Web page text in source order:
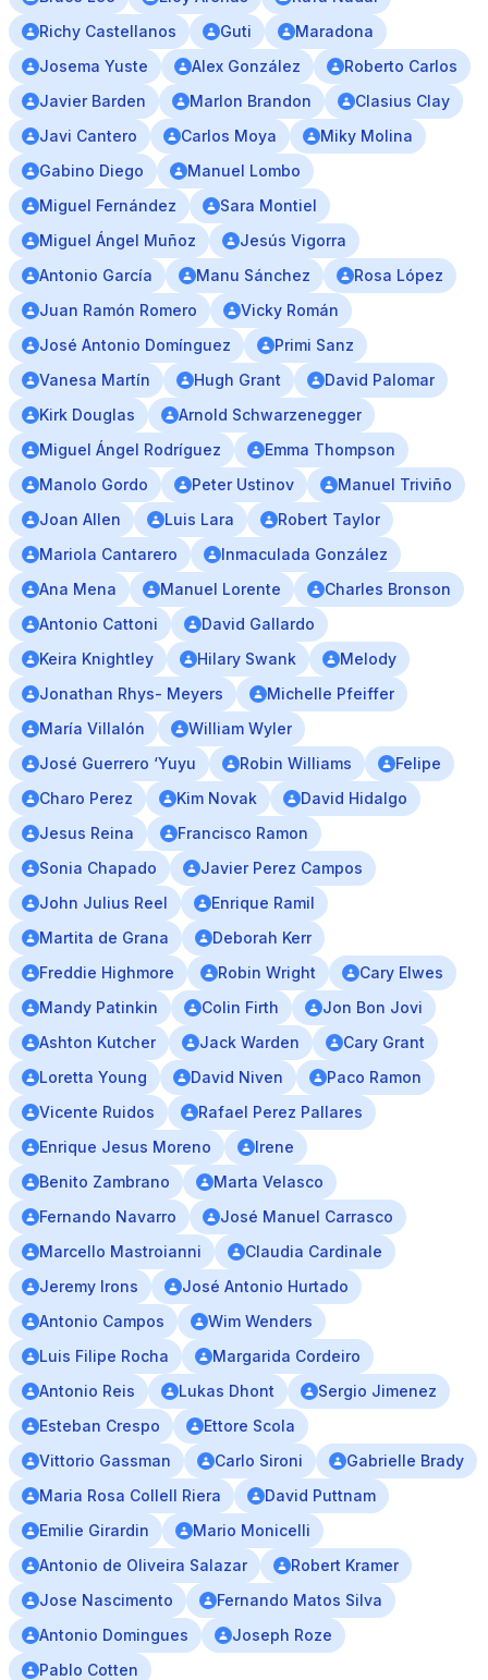
Richy Castellanos
Guti
Maradona
Josema Yuste
Alex González
Roberto Carlos
Javier Barden
Marlon Brandon
Clasius Clay
Javi Cantero
Carlos Moya
Miky Molina
Gabino Diego
Manuel Lombo
Miguel Fernández
Sara Montiel
Miguel Ángel Muñoz
Jesús Vigorra
Antonio García
Manu Sánchez
Rosa López
Juan Ramón Romero
Vicky Román
José Antonio Domínguez
Primi Sanz
Vanesa Martín
Hugh Grant
David Palomar
Kirk Douglas
Arnold Schwarzenegger
Miguel Ángel Rodríguez
Emma Thompson
Manolo Gordo
Peter Ustinov
Manuel Triviño
Joan Allen
Luis Lara
Robert Taylor
Mariola Cantarero
Inmaculada González
Ana Mena
Manuel Lorente
Charles Bronson
Antonio Cattoni
David Gallardo
Keira Knightley
Hilary Swank
Melody
Jonathan Rhys- Meyers
Michelle Pfeiffer
María Villalón
William Wyler
José Guerrero ‘Yuyu
Robin Williams
Felipe
Charo Perez
Kim Novak
David Hidalgo
Jesus Reina
Francisco Ramon
Sonia Chapado
Javier Perez Campos
John Julius Reel
Enrique Ramil
Martita de Grana
Deborah Kerr
Freddie Highmore
Robin Wright
Cary Elwes
Mandy Patinkin
Colin Firth
Jon Bon Jovi
Ashton Kutcher
Jack Warden
Cary Grant
Loretta Young
David Niven
Paco Ramon
Vicente Ruidos
Rafael Perez Pallares
Enrique Jesus Moreno
Irene
Benito Zambrano
Marta Velasco
Fernando Navarro
José Manuel Carrasco
Marcello Mastroianni
Claudia Cardinale
Jeremy Irons
José Antonio Hurtado
Antonio Campos
Wim Wenders
Luis Filipe Rocha
Margarida Cordeiro
Antonio Reis
Lukas Dhont
Sergio Jimenez
Esteban Crespo
Ettore Scola
Vittorio Gassman
Carlo Sironi
Gabrielle Brady
Maria Rosa Collell Riera
David Puttnam
Emilie Girardin
Mario Monicelli
Antonio de Oliveira Salazar
Robert Kramer
Jose Nascimento
Fernando Matos Silva
Antonio Domingues
Joseph Roze
Pablo Cotten